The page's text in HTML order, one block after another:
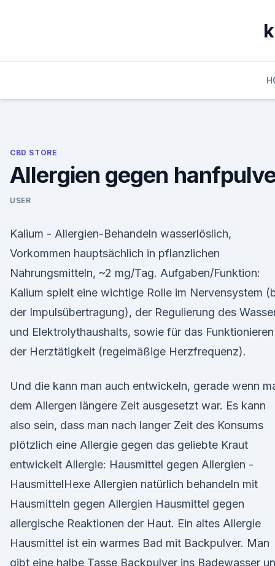
CBD STORE
Allergien gegen
USER
Kalium - Allergien-Behandeln wasserlöslich,
Vorkommen hauptsächlich in pflanzlichen
Nahrungsmitteln, ~2 mg/Tag. Aufgaben/Funktion:
Kalium spielt eine wichtige Rolle im Nervensystem
der Impulsübertragung), der Regulierung des
und Elektrolythaushalts, sowie für das Funktionieren
der Herztätigkeit (regelmäßige Herzfrequenz).
Und die kann man auch entwickeln, gerade wenn
dem Allergen längere Zeit ausgesetzt war. Es kann
also sein, dass man nach langer Zeit des Konsums
plötzlich eine Allergie gegen das geliebte Kraut
entwickelt Allergie: Hausmittel gegen Allergien -
HausmittelHexe Allergien natürlich behandeln mit
Hausmitteln gegen Allergien Hausmittel gegen
allergische Reaktionen der Haut. Ein altes Allergie
Hausmittel ist ein warmes Bad mit Backpulver. Man
gibt eine halbe Tasse Backpulver ins Badewasser